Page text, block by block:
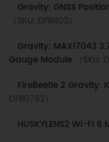
Gravity: GNSS
（SKU: DFR1103）
Gravity: MAX17043
Gauge Module （SKU:
FireBeetle 2 Gravity:
DFR0762）
HUSKYLENS2 Wi-Fi 6